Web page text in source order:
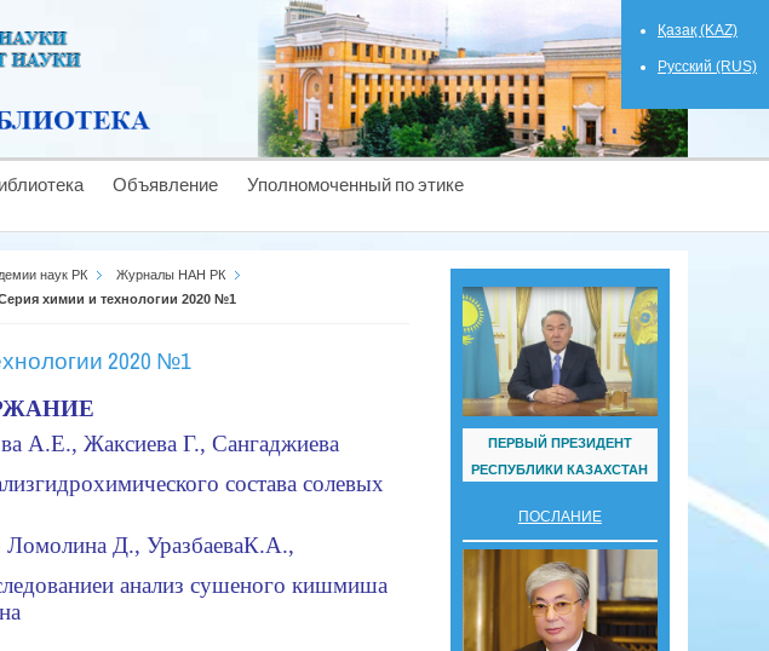
Қазақ (KAZ)
Русский (RUS)
Объявление Уполномоченный по этике
наук РК
Журналы НАН РК
химии и технологии 2020 №1
2020 №1
А.Е., Жаксиева Г., Сангаджиева
гидрохимического состава солевых
Ломолина Д., УразбаеваК.А.,
и анализ сушеного кишмиша
ПЕРВЫЙ ПРЕЗИДЕНТ
РЕСПУБЛИКИ КАЗАХСТАН
ПОСЛАНИЕ